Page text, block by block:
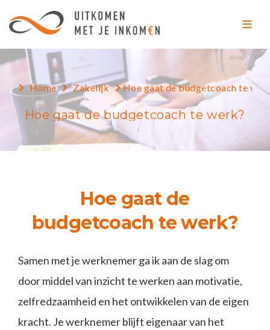
Home Zakelijk Hoe gaat de budgetcoach te
Hoe gaat de budgetcoach te werk?
Hoe gaat de
budgetcoach te werk?
Samen met je werknemer ga ik aan de slag om
door middel van inzicht te werken aan motivatie,
zelfredzaamheid en het ontwikkelen van de eigen
kracht. Je werknemer blijft eigenaar van het